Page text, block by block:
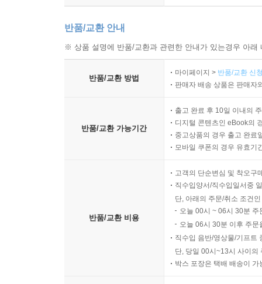
반품/교환 안내
※ 상품 설명에 반품/교환과 관련한 안내가 있는경우 아
반품/교환 방법
마이페이지 > 반품/교환 신
판매자 배송 상품은 판매자
반품/교환 가능기간
출고 완료 후 10일 이내의
디지털 콘텐츠인 eBook의
중고상품의 경우 출고 완료
모바일 쿠폰의 경우 유효기
반품/교환 비용
고객의 단순변심 및 착오구
직수입양서/직수입일서중
단, 아래의 주문/취소 조건
오늘 00시 ~ 06시 30분
오늘 06시 30분 이후 주
직수입 음반/영상물/기프트
단, 당일 00시~13시 사이의
박스 포장은 택배 배송이